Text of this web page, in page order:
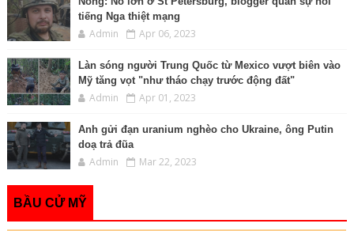
tiếng Nga thiệt mạng
Admin Apr 06, 2023
Làn sóng người Trung Quốc từ Mexico vượt biên vào
Mỹ tăng vọt "như tháo chạy trước động đất"
Admin Apr 01, 2023
Anh gửi đạn uranium nghèo cho Ukraine, ông Putin
doạ trả đũa
Admin Mar 22, 2023
BẦU CỬ MỸ